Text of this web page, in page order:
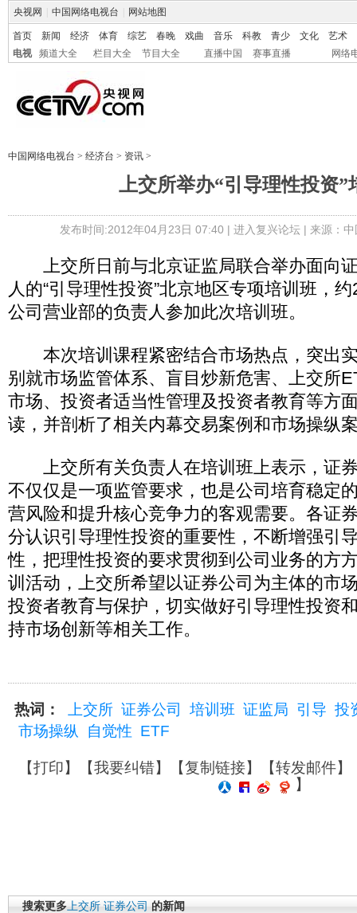
央视网 中国网络电视台 网站地图
首页 新闻 经济 体育 综艺 春晚 戏曲 音乐 科教 青少 文化
艺术
电视
频道大全 栏目大全 节目大全 直播中国 赛事直播 网络
中国网络电视台 > 经济台 > 资讯 >
上交所举办“引导理性投资”
发布时间:2012年04月23日 07:40 | 进入复兴论坛| 来源：
上交所日前与北京证监局联合举办面向
人的“引导理性投资”北京地区专项培训班，
公司营业部的负责人参加此次培训班。
本次培训课程紧密结合市场热点，突出
别就市场监管体系、盲目炒新危害、上交所
市场、投资者适当性管理及投资者教育等方
读，并剖析了相关内幕交易案例和市场操纵
上交所有关负责人在培训班上表示，证
不仅仅是一项监管要求，也是公司培育稳定
营风险和提升核心竞争力的客观需要。各证
分认识引导理性投资的重要性，不断增强引
性，把理性投资的要求贯彻到公司业务的方
训活动，上交所希望以证券公司为主体的市
投资者教育与保护，切实做好引导理性投资
持市场创新等相关工作。
热词： 上交所 证券公司 培训班 证监局 引导 投
市场操纵
自觉性 ETF
【打印】【我要纠错】【复制链接】【转发邮件】
】
搜索更多上交所 证券公司 的新闻